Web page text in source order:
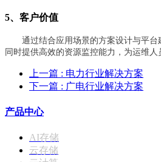
5、客户价值
通过结合应用场景的方案设计与平
同时提供高效的资源监控能力，为运维人
上一篇 : 电力行业解决方案
下一篇 : 广电行业解决方案
产品中心
AI存储
云存储